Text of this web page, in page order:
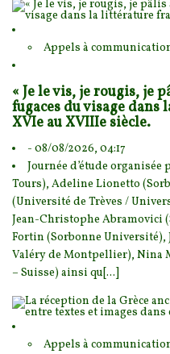
Appels à
« Je le vis, je rougis, je
fugaces du visage
XVIe au XVIIIe siècle.
- 08/08/2026, 04:17
Journée d’étude
Tours), Adeline Lionetto
(Université de Trèves /
Jean-Christophe Abramovici
Fortin (Sorbonne Université),
Valéry de Montpellier), Nina
– Suisse) ainsi qu[...]
Appels à